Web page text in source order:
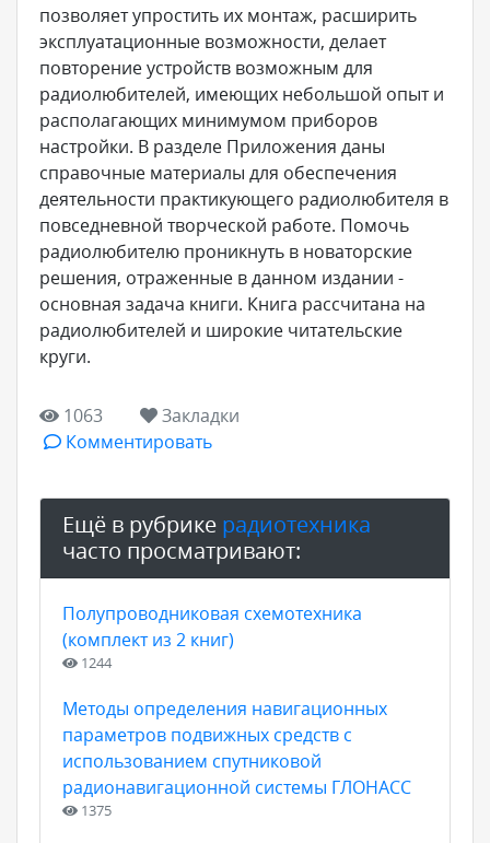
позволяет упростить их монтаж, расширить
эксплуатационные возможности, делает
повторение устройств возможным для
радиолюбителей, имеющих небольшой опыт и
располагающих минимумом приборов
настройки. В разделе Приложения даны
справочные материалы для обеспечения
деятельности практикующего радиолюбителя в
повседневной творческой работе. Помочь
радиолюбителю проникнуть в новаторские
решения, отраженные в данном издании -
основная задача книги. Книга рассчитана на
радиолюбителей и широкие читательские
круги.
1063
Закладки
Комментировать
Ещё в рубрике радиотехника
часто просматривают:
Полупроводниковая схемотехника
(комплект из 2 книг)
1244
Методы определения навигационных
параметров подвижных средств с
использованием спутниковой
радионавигационной системы ГЛОНАСС
1375